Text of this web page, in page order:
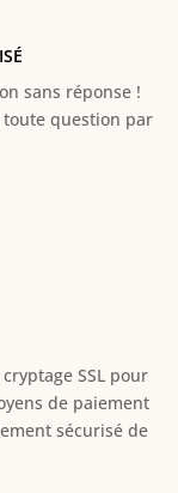
réponse !
question par
SSL pour
de paiement
sécurisé de